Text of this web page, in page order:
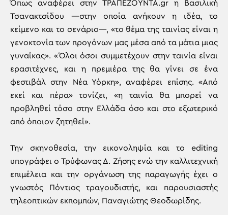
Όπως αναφέρει στην ΤΡΑΠΕΖΟΥΝΤΑ.gr η Βασιλική
Τσανακτσίδου —στην οποία ανήκουν η ιδέα, το
κείμενο και το σενάριο—, «το θέμα της ταινίας είναι η
γενοκτονία των προγόνων μας μέσα από τα μάτια μιας
γυναίκας». «Όλοι όσοι συμμετέχουν στην ταινία είναι
ερασιτέχνες, και η πρεμιέρα της θα γίνει σε ένα
φεστιβάλ στην Νέα Υόρκη», αναφέρει επίσης. «Από
εκεί και πέρα» τονίζει, «η ταινία θα μπορεί να
προβληθεί τόσο στην Ελλάδα όσο και στο εξωτερικό
από όποιον ζητηθεί».
Την σκηνοθεσία, την εικονοληψία και το editing
υπογράφει ο Τρύφωνας Δ. Ζήσης ενώ την καλλιτεχνική
επιμέλεια και την οργάνωση της παραγωγής έχει ο
γνωστός Πόντιος τραγουδιστής, και παρουσιαστής
τηλεοπτικών εκπομπών, Παναγιώτης Θεοδωρίδης.